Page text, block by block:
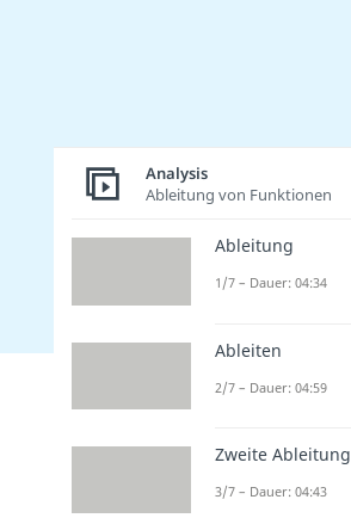
Analysis
Ableitung von Funktionen
Ableitung
1/7 – Dauer: 04:34
Ableiten
2/7 – Dauer: 04:59
Zweite Ableitung
3/7 – Dauer: 04:43